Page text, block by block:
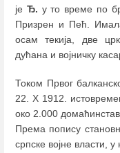
је Ђ. у то време по
Призрен и Пећ.
осам текија, две
дућана и војничку
Током Првог
22. X 1912.
око 2.000
Према попису
српске војне власти,